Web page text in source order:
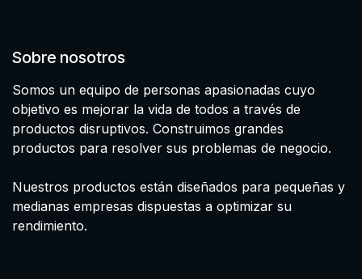
Sobre nosotros
Somos un equipo de personas apasionadas cuyo
objetivo es mejorar la vida de todos a través de
productos disruptivos. Construimos grandes
productos para resolver sus problemas de negocio.
Nuestros productos están diseñados para pequeñas y
medianas empresas dispuestas a optimizar su
rendimiento.